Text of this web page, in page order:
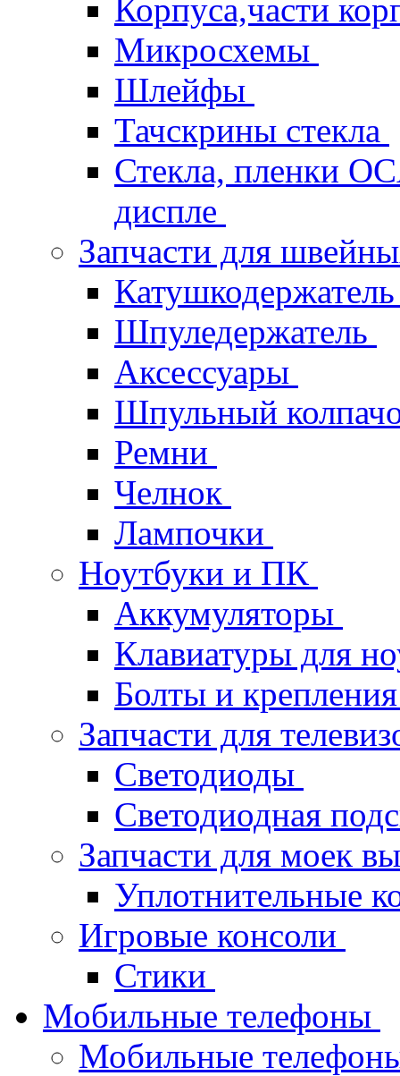
Корпуса,части
Микросхемы
Шлейфы
Тачскрины стекла
Стекла, пленки
диспле
Запчасти для
Шпуледержатель
Аксессуары
Шпульный
Ремни
Челнок
Лампочки
Ноутбуки и ПК
Аккумуляторы
Клавиатуры для
Болты и
Запчасти для
Светодиоды
Светодиодная
Запчасти для моек
Уплотнительные
Игровые консоли
Стики
Мобильные телефоны
Мобильные